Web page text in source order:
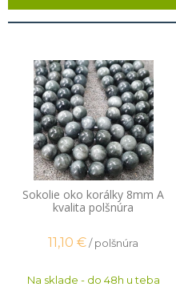
obľubujú hlavne ľudia
Sokolie oko korálky 8mm A
kvalita polšnúra
11,10 €/ polšnúra
Na sklade - do 48h u teba